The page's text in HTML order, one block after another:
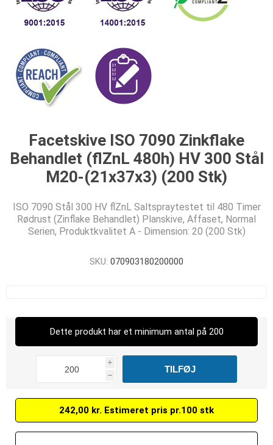
Facetskive ISO 7090 Zinkflake
Behandlet (flZnL 480h) HV 300 Stål
M20-(21x37x3) (200 Stk)
ISO 7090 Stål 300 HV flZnL Saltspraytestet til 480 Timer
Rødrust (Zinflake Behandlet) Planskive, Affaset, Normal
Serien, Produktkvalitet A - Dimension: 20 (200 Stk)
SKU: 070903180200000
Dette produkt har et minimum antal på 200
i
h
242,00 kr. Estimeret pris pr.100 stk